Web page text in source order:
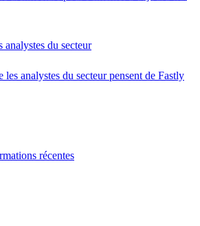
analystes du secteur
les analystes du secteur pensent de Fastly
récentes